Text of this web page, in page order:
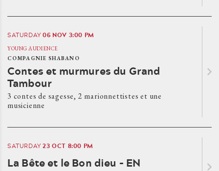
SATURDAY06 NOV 3:00 PM
YOUNG AUDIENCE
COMPAGNIE SHABANO
Contes et murmures du Grand
Tambour
3 contes de sagesse, 2 marionnettistes et une
musicienne
SATURDAY23OCT 8:00 PM
La Bête et le Bon dieu - EN